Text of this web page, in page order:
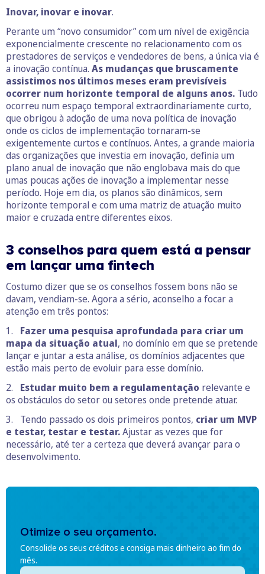
Inovar, inovar e inovar.
Perante um “novo consumidor” com um nível de exigência
exponencialmente crescente no relacionamento com os
prestadores de serviços e vendedores de bens, a única via é
a inovação contínua. As mudanças que bruscamente
assistimos nos últimos meses eram previsíveis
ocorrer num horizonte temporal de alguns anos. Tudo
ocorreu num espaço temporal extraordinariamente curto,
que obrigou à adoção de uma nova política de inovação
onde os ciclos de implementação tornaram-se
exigentemente curtos e contínuos. Antes, a grande maioria
das organizações que investia em inovação, definia um
plano anual de inovação que não englobava mais do que
umas poucas ações de inovação a implementar nesse
período. Hoje em dia, os planos são dinâmicos, sem
horizonte temporal e com uma matriz de atuação muito
maior e cruzada entre diferentes eixos.
3 conselhos para quem está a pensar
em lançar uma fintech
Costumo dizer que se os conselhos fossem bons não se
davam, vendiam-se. Agora a sério, aconselho a focar a
atenção em três pontos:
1. Fazer uma pesquisa aprofundada para criar um
mapa da situação atual, no domínio em que se pretende
lançar e juntar a esta análise, os domínios adjacentes que
estão mais perto de evoluir para esse domínio.
2. Estudar muito bem a regulamentação relevante e
os obstáculos do setor ou setores onde pretende atuar.
3. Tendo passado os dois primeiros pontos, criar um MVP
e testar, testar e testar.Ajustar as vezes que for
necessário, até ter a certeza que deverá avançar para o
desenvolvimento.
Otimize o seu orçamento.
Consolide os seus créditos e consiga mais dinheiro ao fim do
mês.